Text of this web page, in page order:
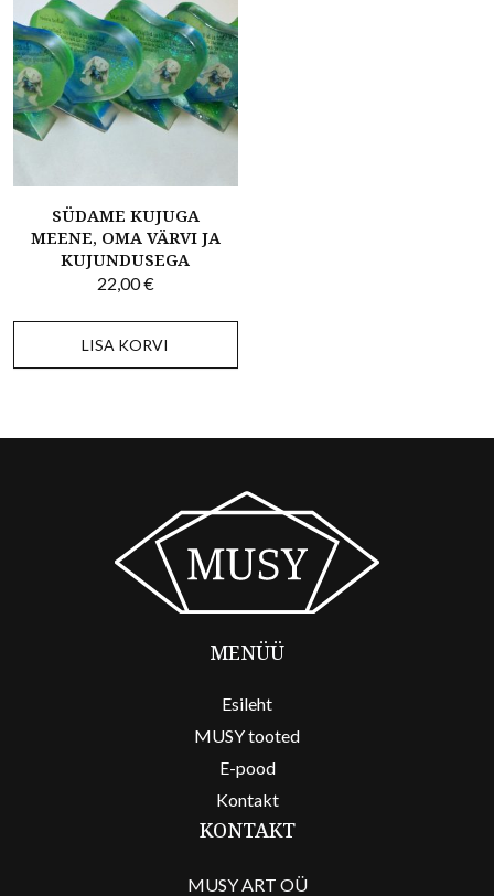
SÜDAME KUJUGA
MEENE, OMA VÄRVI JA
KUJUNDUSEGA
22,00€
LISA KORVI
MENÜÜ
Esileht
MUSY tooted
E-pood
Kontakt
KONTAKT
MUSY ART OÜ